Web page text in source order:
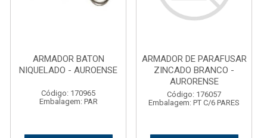
ARMADOR BATON
NIQUELADO - AUROENSE
Código: 170965
Embalagem: PAR
ARMADOR DE PARAFUSAR
ZINCADO BRANCO -
AURORENSE
Código: 176057
Embalagem: PT C/6 PARES